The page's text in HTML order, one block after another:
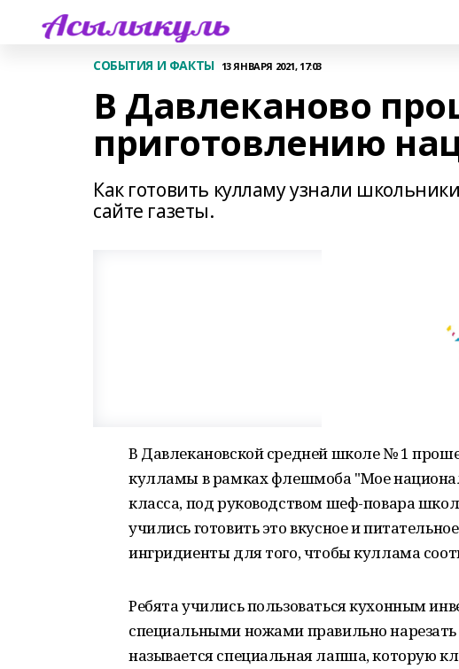
СОБЫТИЯ И ФАКТЫ 13 ЯНВАРЯ 2021, 17:03
В Давлеканово
приготовлению
Как готовить кулламу узнали
сайте газеты.
В Давлекановской средней школе № 1
кулламы в рамках флешмоба "Мое
класса, под руководством шеф-повара
учились готовить это вкусное и
ингридиенты для того, чтобы куллама
Ребята учились пользоваться кухонным
специальными ножами правильно
называется специальная лапша, которую